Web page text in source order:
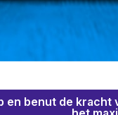
en benut de kracht